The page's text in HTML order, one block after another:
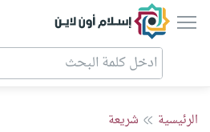
إسلام أون لاين
الرئيسية شريعة